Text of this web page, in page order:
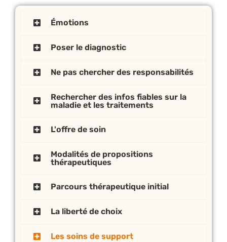
Émotions
Poser le diagnostic
Ne pas chercher des responsabilités
Rechercher des infos fiables sur la
maladie et les traitements
L'offre de soin
Modalités de propositions
thérapeutiques
Parcours thérapeutique initial
La liberté de choix
Les soins de support